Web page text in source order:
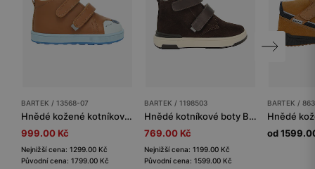
BARTEK / 13568-07
Hnědé kožené kotníkové boty BARTEK s modrou podrážkou 13568-07
999.00 Kč
Nejnižší cena: 1299.00 Kč
Původní cena: 1799.00 Kč
BARTEK / 1198503
Hnědé kotníkové boty BARTEK 1198503 z kombinace semišové a hladké kůže
769.00 Kč
Nejnižší cena: 1199.00 Kč
Původní cena: 1599.00 Kč
BARTEK /
od